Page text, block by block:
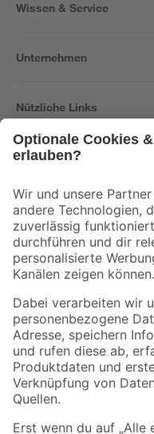
Wissen & Service
Unternehmen
Nützliche Links
Der toom Newsletter: Keine
Zur Newsletter
Folge uns
Zahlungsarten
Sicher einkaufen